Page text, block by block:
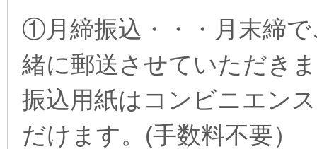
①月締振込・・・月末締
緒に郵送させていただき
振込用紙はコンビニエン
だけます。(手数料不要）